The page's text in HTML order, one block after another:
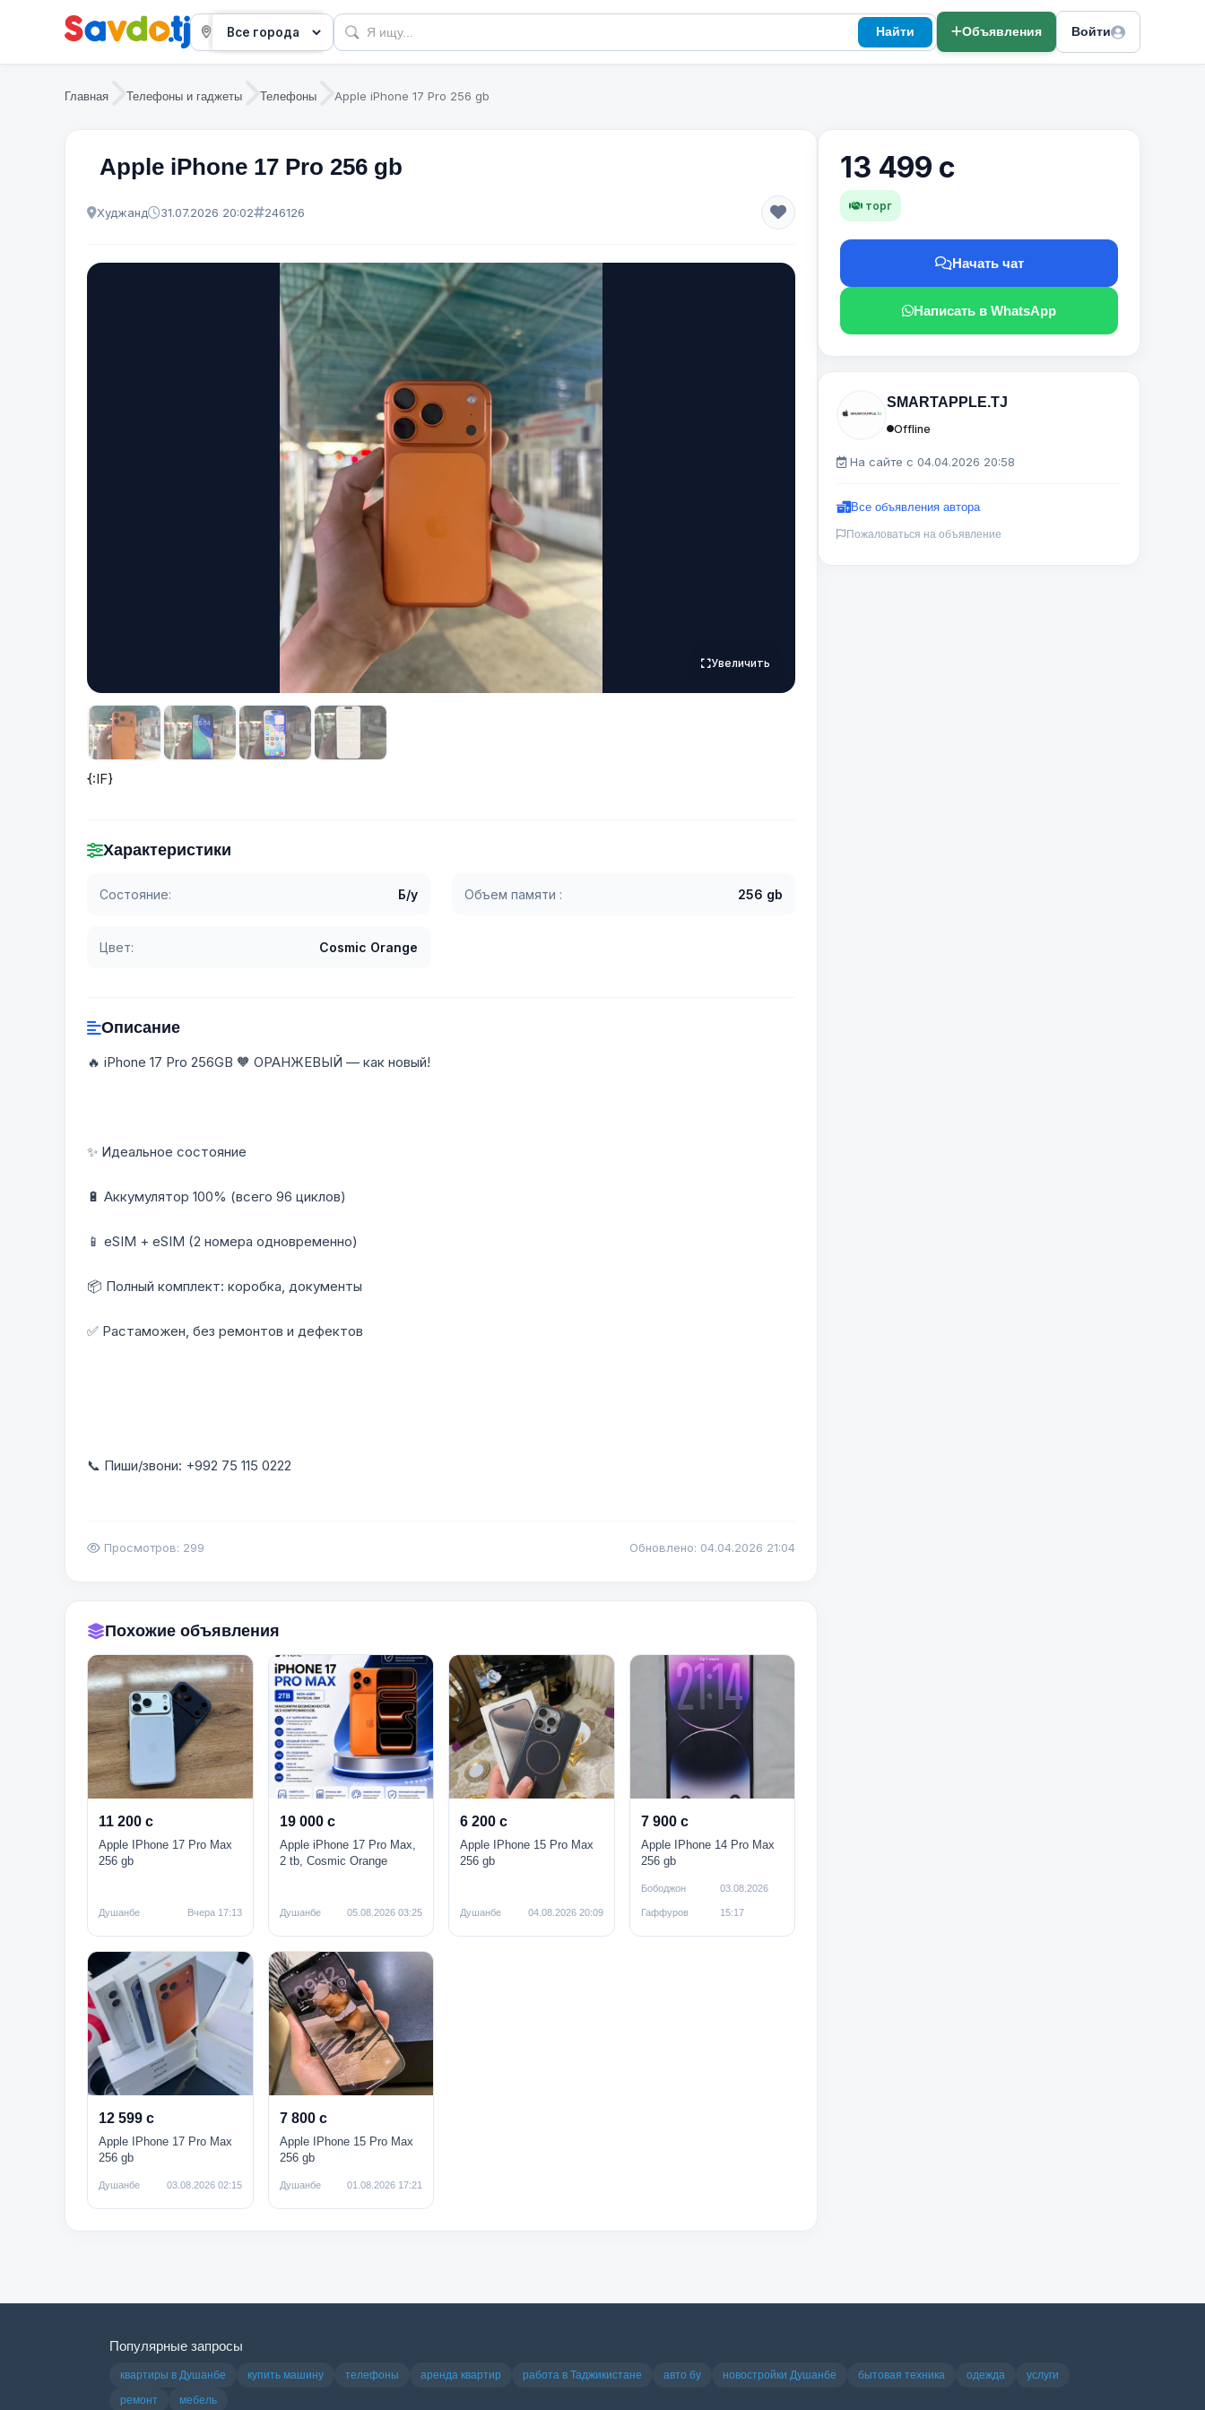
Найти Объявления Войти
Главная Телефоны и гаджеты Телефоны Apple iPhone 17 Pro 256 gb
Apple iPhone 17 Pro 256 gb
Худжанд 31.07.2026 20:02 246126
Увеличить
{:IF}
Характеристики
Состояние: Б/у Объем памяти : 256 gb
Цвет: Cosmic Orange
Описание
🔥 iPhone 17 Pro 256GB 🧡 ОРАНЖЕВЫЙ — как новый!
✨ Идеальное состояние
🔋 Аккумулятор 100% (всего 96 циклов)
📱 eSIM + eSIM (2 номера одновременно)
📦 Полный комплект: коробка, документы
✅ Растаможен, без ремонтов и дефектов
📞 Пиши/звони: +992 75 115 0222
Просмотров: 299 Обновлено: 04.04.2026 21:04
Похожие объявления
11 200 с
Apple IPhone 17 Pro Max
256 gb
Душанбе Вчера 17:13
19 000 с
Apple iPhone 17 Pro Max,
2 tb, Cosmic Orange
Душанбе 05.08.2026 03:25
6 200 с
Apple IPhone 15 Pro Max
256 gb
Душанбе 04.08.2026 20:09
7 900 с
Apple IPhone 14 Pro Max
256 gb
Бободжон
Гаффуров
03.08.2026
15:17
12 599 с
Apple IPhone 17 Pro Max
256 gb
Душанбе 03.08.2026 02:15
7 800 с
Apple IPhone 15 Pro Max
256 gb
Душанбе 01.08.2026 17:21
13 499 с
торг
Начать чат
Написать в WhatsApp
SMARTAPPLE.TJ
Offline
На сайте с 04.04.2026 20:58
Все объявления автора
Пожаловаться на объявление
Популярные запросы
квартиры в Душанбе купить машину телефоны аренда квартир работа в Таджикистане авто бу новостройки Душанбе бытовая техника одежда
услуги
ремонт
мебель